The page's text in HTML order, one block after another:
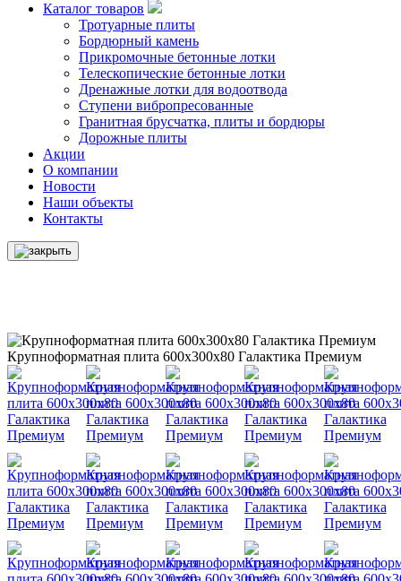
Каталог товаров
Тротуарные плиты
Бордюрный камень
Прикромочные бетонные лотки
Телескопические бетонные лотки
Дренажные лотки для водоотвода
Ступени вибропресованные
Гранитная брусчатка, плиты и бордюры
Дорожные плиты
Акции
О компании
Новости
Наши объекты
Контакты
Крупноформатная плита 600х300х80 Галактика Премиум